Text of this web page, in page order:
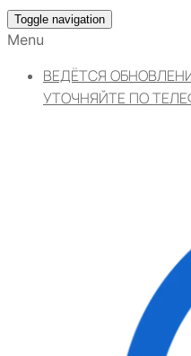
Toggle navigation
Menu
ВЕДЁТСЯ
УТОЧНЯЙТЕ ПО